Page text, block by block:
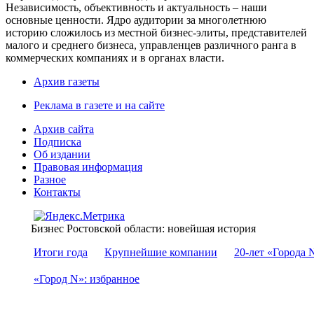
Независимость, объективность и актуальность – наши
основные ценности. Ядро аудитории за многолетнюю
историю сложилось из местной бизнес-элиты, представителей
малого и среднего бизнеса, управленцев различного ранга в
коммерческих компаниях и в органах власти.
Архив газеты
Реклама в газете и на сайте
Архив сайта
Подписка
Об издании
Правовая информация
Разное
Контакты
Бизнес Ростовской области: новейшая история
Итоги года
Крупнейшие компании 20-лет «Города
«Город N»: избранное